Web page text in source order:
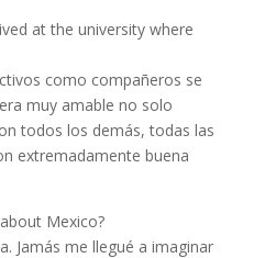
at the university where
como compañeros se
muy amable no solo
todos los demás, todas las
extremadamente buena
Mexico?
Jamás me llegué a imaginar